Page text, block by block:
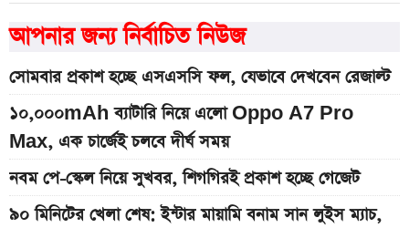
আপনার জন্য নির্বাচিত নিউজ
সোমবার প্রকাশ হচ্ছে এসএসসি ফল, যেভাবে দেখবেন রেজাল্ট
১০,০০০mAh ব্যাটারি নিয়ে এলো Oppo A7 Pro
Max, এক চার্জেই চলবে দীর্ঘ সময়
নবম পে-স্কেল নিয়ে সুখবর, শিগগিরই প্রকাশ হচ্ছে গেজেট
৯০ মিনিটের খেলা শেষ: ইন্টার মায়ামি বনাম সান লুইস ম্যাচ,